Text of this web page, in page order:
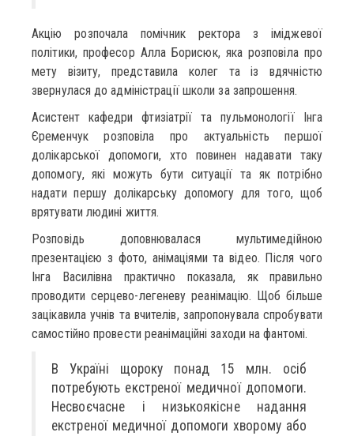
Акцію розпочала помічник ректора з іміджевої
політики, професор Алла Борисюк, яка розповіла про
мету візиту, представила колег та із вдячністю
звернулася до адміністрації школи за запрошення.
Асистент кафедри фтизіатрії та пульмонології Інга
Єременчук розповіла про актуальність першої
долікарської допомоги, хто повинен надавати таку
допомогу, які можуть бути ситуації та як потрібно
надати першу долікарську допомогу для того, щоб
врятувати людині життя.
Розповідь доповнювалася мультимедійною
презентацією з фото, анімаціями та відео. Після чого
Інга Василівна практично показала, як правильно
проводити серцево-легеневу реанімацію. Щоб більше
зацікавила учнів та вчителів, запропонувала спробувати
самостійно провести реанімаційні заходи на фантомі.
В Україні щороку понад 15 млн. осіб
потребують екстреної медичної допомоги.
Несвоєчасне і низькоякісне надання
екстреної медичної допомоги хворому або